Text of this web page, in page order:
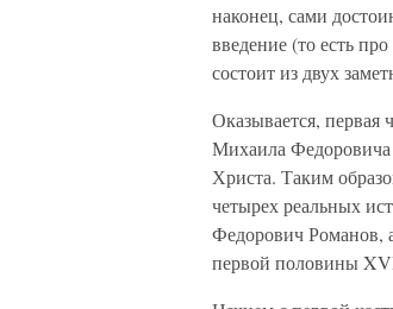
наконец, сами
введение (то есть
состоит из двух
Оказывается,
Михаила
Христа. Таким
четырех реальных
Федорович Романов,
первой половины